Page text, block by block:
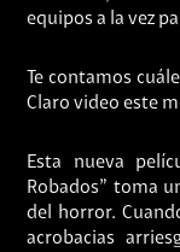
equipos a la vez
Te contamos
Claro video este
Esta nueva
Robados” toma
del horror.
acrobacias